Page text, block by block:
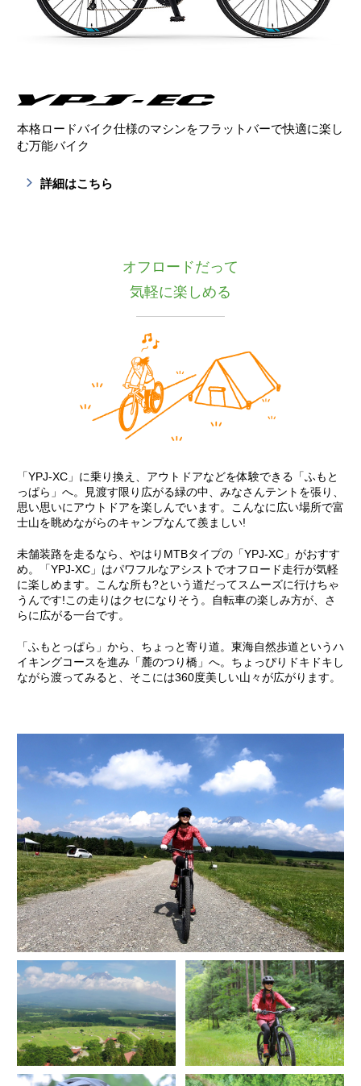
本格ロードバイク仕様のマシンをフラットバーで快適に楽し
む万能バイク
詳細はこちら
オフロードだって
気軽に楽しめる
「YPJ-XC」に乗り換え、アウトドアなどを体験できる「ふもと
っぱら」へ。見渡す限り広がる緑の中、みなさんテントを張り、
思い思いにアウトドアを楽しんでいます。こんなに広い場所で富
士山を眺めながらのキャンプなんて羨ましい!
未舗装路を走るなら、やはりMTBタイプの「YPJ-XC」がおすす
め。「YPJ-XC」はパワフルなアシストでオフロード走行が気軽
に楽しめます。こんな所も?という道だってスムーズに行けちゃ
うんです!この走りはクセになりそう。自転車の楽しみ方が、さ
らに広がる一台です。
「ふもとっぱら」から、ちょっと寄り道。東海自然歩道というハ
イキングコースを進み「麓のつり橋」へ。ちょっぴりドキドキし
ながら渡ってみると、そこには360度美しい山々が広がります。